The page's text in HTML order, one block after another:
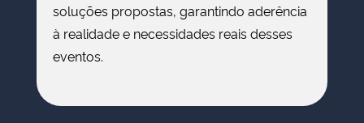
soluções propostas, garantindo aderência
à realidade e necessidades reais desses
eventos.